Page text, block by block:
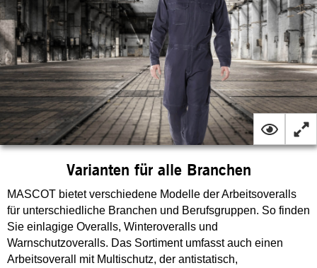
Varianten für alle Branchen
MASCOT bietet verschiedene Modelle der Arbeitsoveralls
für unterschiedliche Branchen und Berufsgruppen. So finden
Sie einlagige Overalls, Winteroveralls und
Warnschutzoveralls. Das Sortiment umfasst auch einen
Arbeitsoverall mit Multischutz, der antistatisch,